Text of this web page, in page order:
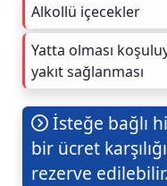
Alkollü içecekler
Yatta olması
yakıt sağlanması
İsteğe bağlı
bir ücret
rezerve edilebilir.